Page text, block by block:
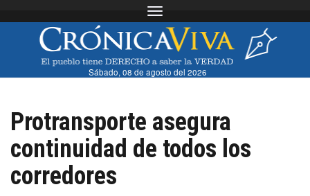
Toggle navigation
Sábado, 08 de agosto del 2026
Protransporte asegura
continuidad de todos los
corredores